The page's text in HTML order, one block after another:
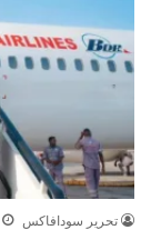
تحرير سودافاكس